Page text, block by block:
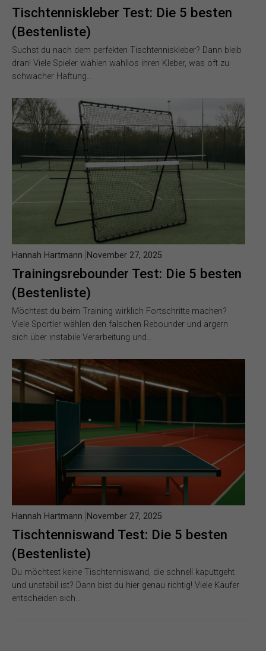
Tischtenniskleber Test: Die 5 besten
(Bestenliste)
Suchst du nach dem perfekten Tischtenniskleber? Dann bleib
dran! Viele Spieler wählen wahllos ihren Kleber, was oft zu
schwacher Haftung…
Trainingsrebounder Test: Die 5 besten
(Bestenliste)
Hannah Hartmann November 27, 2025
Möchtest du beim Training wirklich Fortschritte machen?
Viele Sportler wählen den falschen Rebounder und ärgern
sich über instabile Verarbeitung und…
Tischtenniswand Test: Die 5 besten
(Bestenliste)
Hannah Hartmann November 27, 2025
Du möchtest keine Tischtenniswand, die schnell kaputtgeht
und unstabil ist? Dann bist du hier genau richtig! Viele Käufer
entscheiden sich…